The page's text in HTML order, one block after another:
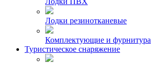
Лодки резинотканевые
Комплектующие и фурнитура
Туристическое снаряжение